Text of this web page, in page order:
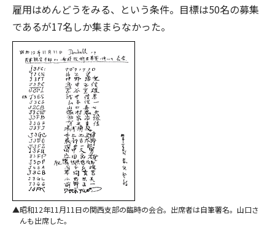
雇用はめんどうをみる、という条件。目標は50名の募集
であるが17名しか集まらなかった。
昭和12年11月11日の関西支部の臨時の会合。出席者は自筆署名。山口さ
んも出席した。